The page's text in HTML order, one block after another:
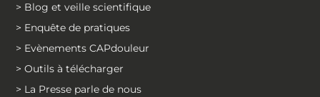
> Blog et veille scientifique
> Enquête de pratiques
> Evènements CAPdouleur
> Outils à télécharger
> La Presse parle de nous